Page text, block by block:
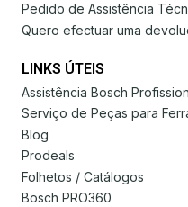
Pedido de Assistência
Quero efectuar uma
LINKS ÚTEIS
Assistência Bosch
Serviço de Peças para
Blog
Prodeals
Folhetos / Catálogos
Bosch PRO360